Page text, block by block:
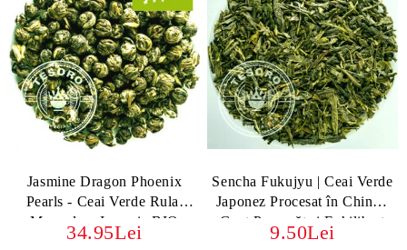
Jasmine Dragon Phoenix
Pearls - Ceai Verde Rulat
Manual cu Iasomie BIO
ORGANIC
34.95Lei
Sencha Fukujyu | Ceai Verde
Japonez Procesat în China -
Gust Proaspăt și Echilibrat
9.50Lei